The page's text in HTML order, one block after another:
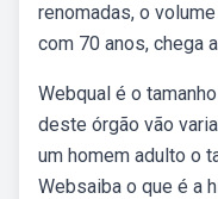
renomadas, o
com 70 anos, chega
Webqual é o
deste órgão vão
um homem adulto o
Websaiba o que é a